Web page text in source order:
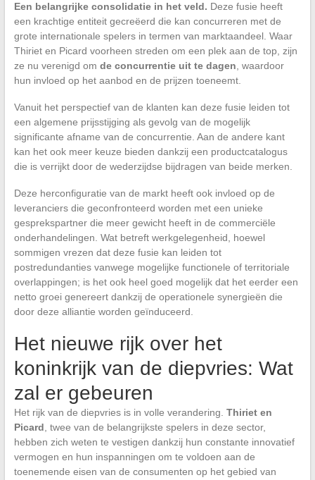
Een belangrijke consolidatie in het veld. Deze fusie heeft
een krachtige entiteit gecreëerd die kan concurreren met de
grote internationale spelers in termen van marktaandeel. Waar
Thiriet en Picard voorheen streden om een plek aan de top, zijn
ze nu verenigd om de concurrentie uit te dagen , waardoor
hun invloed op het aanbod en de prijzen toeneemt.
Vanuit het perspectief van de klanten kan deze fusie leiden tot
een algemene prijsstijging als gevolg van de mogelijk
significante afname van de concurrentie. Aan de andere kant
kan het ook meer keuze bieden dankzij een productcatalogus
die is verrijkt door de wederzijdse bijdragen van beide merken.
Deze herconfiguratie van de markt heeft ook invloed op de
leveranciers die geconfronteerd worden met een unieke
gesprekspartner die meer gewicht heeft in de commerciële
onderhandelingen. Wat betreft werkgelegenheid, hoewel
sommigen vrezen dat deze fusie kan leiden tot
postredundanties vanwege mogelijke functionele of territoriale
overlappingen; is het ook heel goed mogelijk dat het eerder een
netto groei genereert dankzij de operationele synergieën die
door deze alliantie worden geïnduceerd.
Het nieuwe rijk over het
koninkrijk van de diepvries: Wat
zal er gebeuren
Het rijk van de diepvries is in volle verandering. Thiriet en
Picard , twee van de belangrijkste spelers in deze sector,
hebben zich weten te vestigen dankzij hun constante innovatief
vermogen en hun inspanningen om te voldoen aan de
toenemende eisen van de consumenten op het gebied van